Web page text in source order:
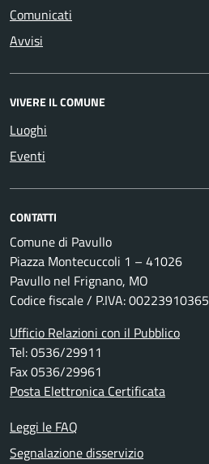
Comunicati
Avvisi
VIVERE IL COMUNE
Luoghi
Eventi
CONTATTI
Comune di Pavullo
Piazza Montecuccoli 1 – 41026
Pavullo nel Frignano, MO
Codice fiscale / P.IVA: 00223910365
Ufficio Relazioni con il Pubblico
Tel: 0536/29911
Fax 0536/29961
Posta Elettronica Certificata
Leggi le FAQ
Segnalazione disservizio